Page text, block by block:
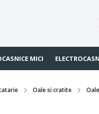
MICI
Oale si cratite